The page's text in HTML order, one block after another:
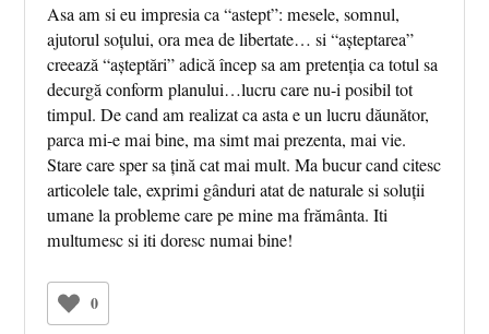
Asa am si eu impresia ca “astept”: mesele, somnul,
ajutorul soțului, ora mea de libertate… si “așteptarea”
creează “așteptări” adică încep sa am pretenția ca totul sa
decurgă conform planului…lucru care nu-i posibil tot
timpul. De cand am realizat ca asta e un lucru dăunător,
parca mi-e mai bine, ma simt mai prezenta, mai vie.
Stare care sper sa țină cat mai mult. Ma bucur cand citesc
articolele tale, exprimi gânduri atat de naturale si soluții
umane la probleme care pe mine ma frământa. Iti
multumesc si iti doresc numai bine!
0